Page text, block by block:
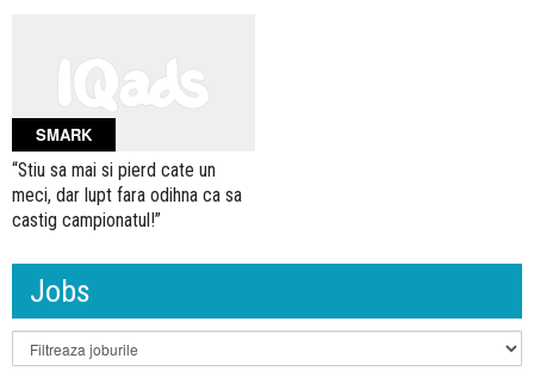
SMARK
“Stiu sa mai si pierd cate un
meci, dar lupt fara odihna ca sa
castig campionatul!”
Jobs